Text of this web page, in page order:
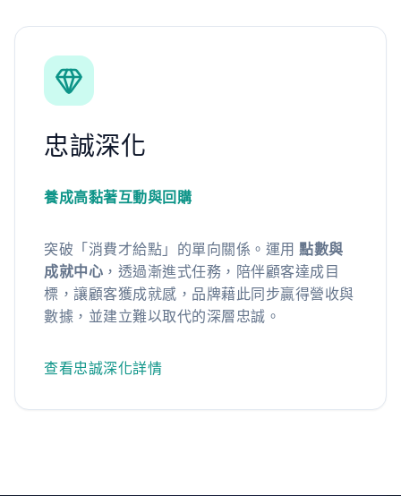
忠誠深化
養成高黏著互動與回購
突破「消費才給點」的單向關係。運用 點數與
成就中心 ，透過漸進式任務，陪伴顧客達成目
標，讓顧客獲成就感，品牌藉此同步贏得營收與
數據，並建立難以取代的深層忠誠。
查看忠誠深化詳情